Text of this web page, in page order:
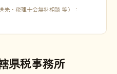
・税理士会無料相談 等）：
県税事務所